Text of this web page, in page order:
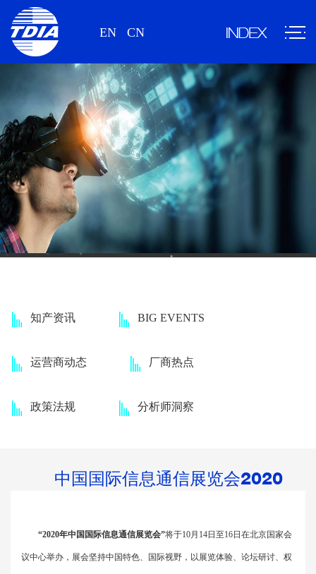
EN CN
知产资讯 BIG EVENTS
运营商动态 厂商热点
政策法规 分析师洞察
中国国际信息通信展览会2020
“2020年中国国际信息通信展览会”将于10月 14日至16日在北京国家会
议中心举办，展会坚持中国特色、国际视野，以展览体验、论坛研讨、权